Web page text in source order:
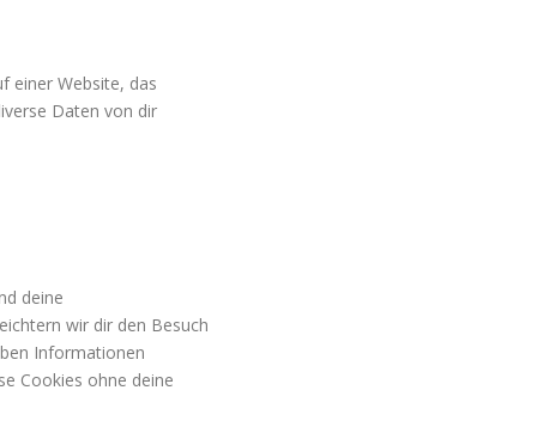
einer Website, das
Daten von dir
deine
wir dir den Besuch
Informationen
Cookies ohne deine